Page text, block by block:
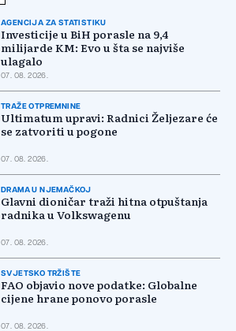
AGENCIJA ZA STATISTIKU
Investicije u BiH porasle na 9,4
milijarde KM: Evo u šta se najviše
ulagalo
07. 08. 2026.
TRAŽE OTPREMNINE
Ultimatum upravi: Radnici Željezare će
se zatvoriti u pogone
07. 08. 2026.
DRAMA U NJEMAČKOJ
Glavni dioničar traži hitna otpuštanja
radnika u Volkswagenu
07. 08. 2026.
SVJETSKO TRŽIŠTE
FAO objavio nove podatke: Globalne
cijene hrane ponovo porasle
07. 08. 2026.